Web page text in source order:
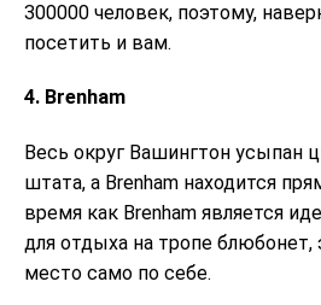
300000 человек, поэтому,
посетить и вам.
4. Brenham
Весь округ Вашингтон усыпан
штата, а Brenham находится
время как Brenham является
для отдыха на тропе блюбонет,
место само по себе.